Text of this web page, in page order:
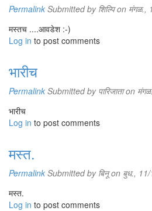
Permalink Submitted by शिल्पिon मंगळ.,
मस्तच ....आवडेश :-)
Log in to post comments
भारीच
Permalink Submitted by पारिजाताon
भारीच
Log in to post comments
मस्त.
Permalink Submitted by बिनूon बुध.,
मस्त.
Log in to post comments